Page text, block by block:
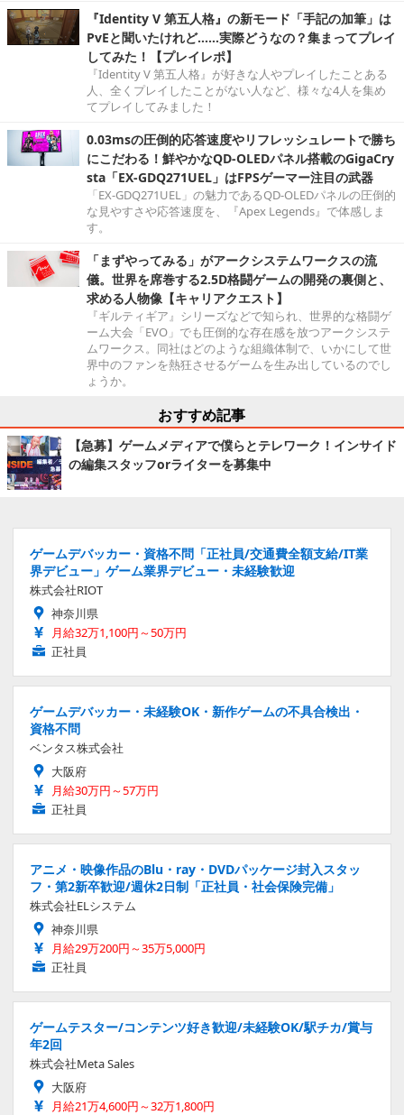
『Identity V 第五人格』の新モード「手記の加筆」は
PvEと聞いたけれど……実際どうなの？集まってプレイ
してみた！【プレイレポ】
『Identity V 第五人格』が好きな人やプレイしたことある
人、全くプレイしたことがない人など、様々な4人を集め
てプレイしてみました！
0.03msの圧倒的応答速度やリフレッシュレートで勝ち
にこだわる！鮮やかなQD-OLEDパネル搭載のGigaCry
sta「EX-GDQ271UEL」はFPSゲーマー注目の武器
「EX-GDQ271UEL」の魅力であるQD-OLEDパネルの圧倒的
な見やすさや応答速度を、『Apex Legends』で体感しま
す。
「まずやってみる」がアークシステムワークスの流
儀。世界を席巻する2.5D格闘ゲームの開発の裏側と、
求める人物像【キャリアクエスト】
『ギルティギア』シリーズなどで知られ、世界的な格闘ゲ
ーム大会「EVO」でも圧倒的な存在感を放つアークシステ
ムワークス。同社はどのような組織体制で、いかにして世
界中のファンを熱狂させるゲームを生み出しているのでし
ょうか。
おすすめ記事
【急募】ゲームメディアで僕らとテレワーク！インサイド
の編集スタッフorライターを募集中
ゲームデバッカー・資格不問「正社員/交通費全額支給/IT業
界デビュー」ゲーム業界デビュー・未経験歓迎
株式会社RIOT
神奈川県
月給32万1,100円～50万円
正社員
ゲームデバッカー・未経験OK・新作ゲームの不具合検出・
資格不問
ベンタス株式会社
大阪府
月給30万円～57万円
正社員
アニメ・映像作品のBlu・ray・DVDパッケージ封入スタッ
フ・第2新卒歓迎/週休2日制「正社員・社会保険完備」
株式会社ELシステム
神奈川県
月給29万200円～35万5,000円
正社員
ゲームテスター/コンテンツ好き歓迎/未経験OK/駅チカ/賞与
年2回
株式会社Meta Sales
大阪府
月給21万4,600円～32万1,800円